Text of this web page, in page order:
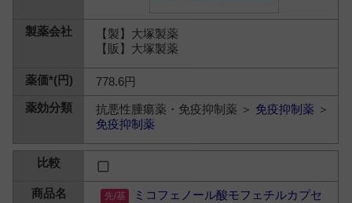
【製】大塚製薬
【販】大塚製薬
778.6円
抗悪性腫瘍薬・免疫抑制薬 ＞ 免疫抑制薬 ＞
免疫抑制薬
ミコフェノール酸モフェチルカプセ